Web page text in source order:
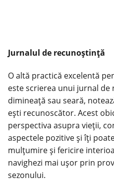
Jurnalul de recunoștință
O altă practică excelentă
este scrierea unui jurnal
dimineață sau seară,
ești recunoscător. Acest
perspectiva asupra vieții,
aspectele pozitive și îți
mulțumire și fericire
navighezi mai ușor prin
sezonului.